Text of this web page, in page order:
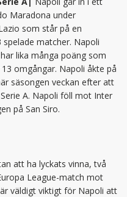
Maradona under
som står på en
matcher. Napoli
lika många poäng som
omgångar. Napoli åkte på
säsongen veckan efter att
A. Napoli föll mot Inter
på San Siro.
att ha lyckats vinna, två
League-match mot
väldigt viktigt för Napoli att